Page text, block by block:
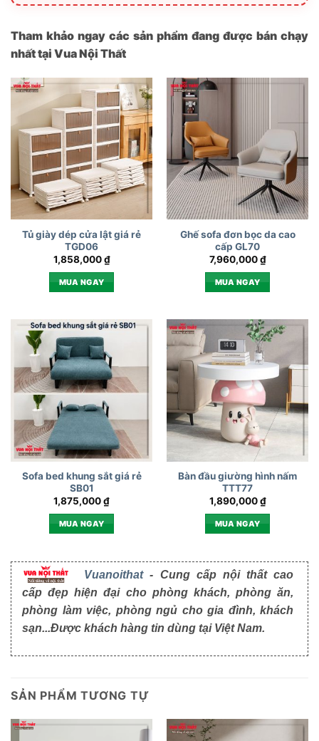
Tham khảo ngay các sản phẩm đang được bán chạy
nhất tại Vua Nội Thất
Tủ giày dép cửa lật giá rẻ
TGD06
1,858,000₫
MUA NGAY
Ghế sofa đơn bọc da cao
cấp GL70
7,960,000₫
MUA NGAY
Sofa bed khung sắt giá rẻ
SB01
1,875,000₫
MUA NGAY
Bàn đầu giường hình nấm
TTT77
1,890,000₫
MUA NGAY
Vuanoithat- Cung cấp nội thất cao
cấp đẹp hiện đại cho phòng khách, phòng ăn,
phòng làm việc, phòng ngủ cho gia đình, khách
sạn...Được khách hàng tin dùng tại Việt Nam.
SẢN PHẨM TƯƠNG TỰ